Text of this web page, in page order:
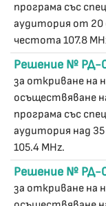
програма със
аудитория от 20
честота 107.8
Решение № РД-
за откриване на
осъществяване
програма със
аудитория над
105.4 MHz.
Решение № РД-
за откриване на